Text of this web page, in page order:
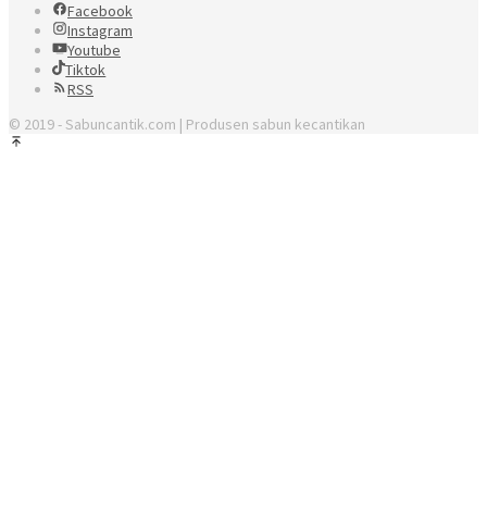
Facebook
Instagram
Youtube
Tiktok
RSS
© 2019 - Sabuncantik.com | Produsen sabun kecantikan